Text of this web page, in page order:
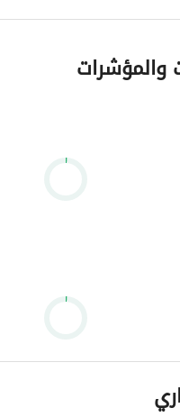
والمؤشرات